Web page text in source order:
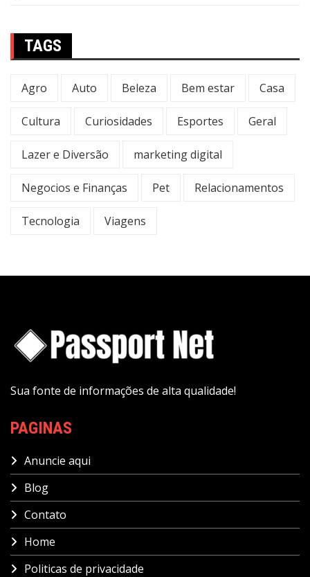
TAGS
Agro Auto Beleza Bem estar Casa
Cultura Curiosidades Esportes Geral
Lazer e Diversão marketing digital
Negocios e Finanças Pet Relacionamentos
Tecnologia Viagens
Sua fonte de informações de alta qualidade!
PAGINAS
Anuncie aqui
Blog
Contato
Home
Politicas de privacidade